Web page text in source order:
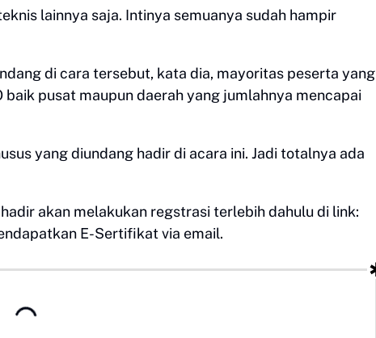
lainnya saja. Intinya semuanya sudah hampir
di cara tersebut, kata dia, mayoritas peserta yang
pusat maupun daerah yang jumlahnya mencapai
yang diundang hadir di acara ini. Jadi totalnya ada
akan melakukan regstrasi terlebih dahulu di link:
E-Sertifikat via email.